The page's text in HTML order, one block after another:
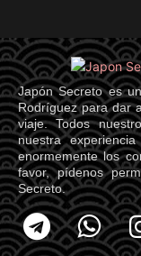
Japón Secreto es
Rodríguez para dar
viaje. Todos
nuestra
enormemente los
favor, pídenos
Secreto.